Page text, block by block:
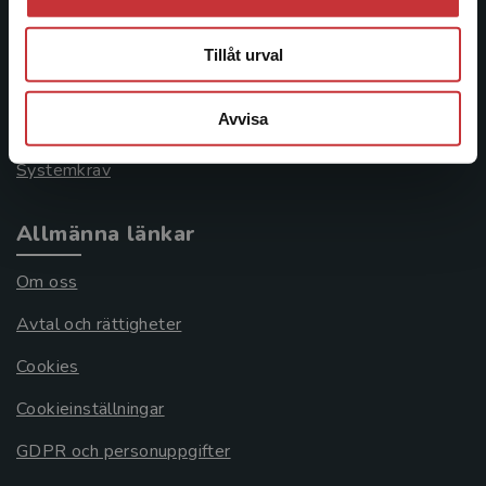
Tillåt urval
Avvisa
Frågor och svar
Systemkrav
Allmänna länkar
Om oss
Avtal och rättigheter
Cookies
Cookieinställningar
GDPR och personuppgifter